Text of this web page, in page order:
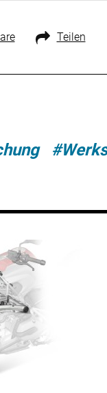
Teilen